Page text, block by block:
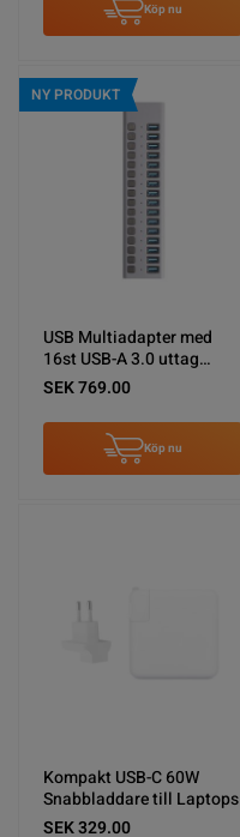
Köp nu
NY PRODUKT
USB Multiadapter med
16st USB-A 3.0 uttag
(90W)
SEK 769.00
Köp nu
Kompakt USB-C 60W
Snabbladdare till Laptops
SEK 329.00